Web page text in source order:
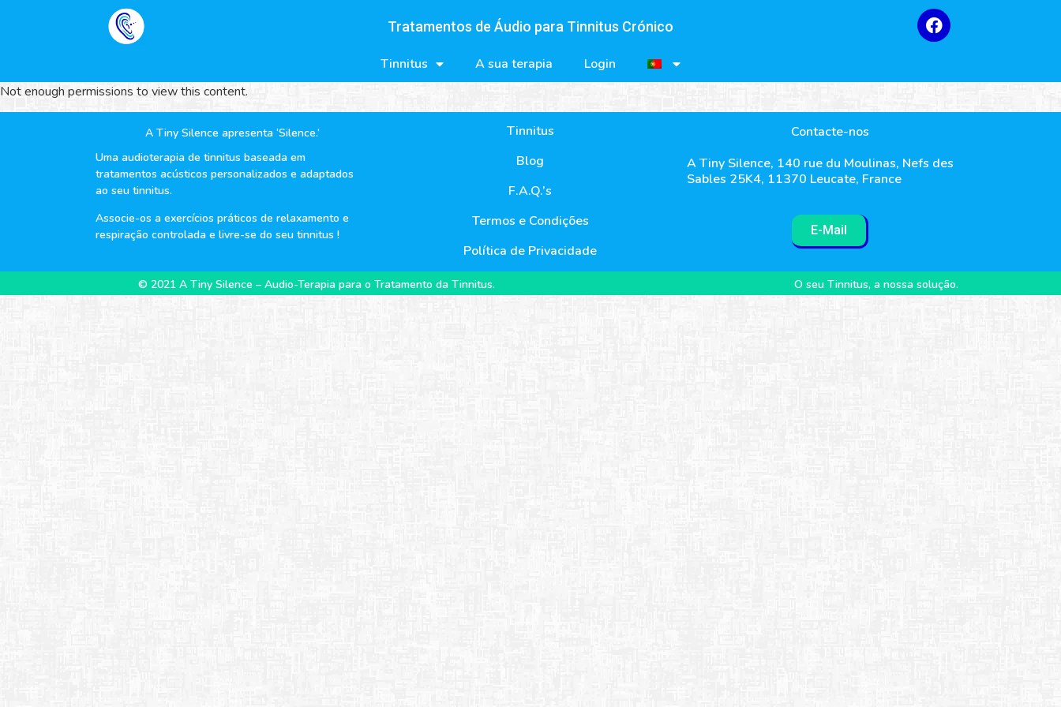
Tratamentos de Áudio para Tinnitus Crónico
Tinnitus A sua terapia
Login
Not enough permissions to view this content.
A Tiny Silence apresenta ‘Silence.’
Uma audioterapia de tinnitus baseada em
tratamentos acústicos personalizados e adaptados
ao seu tinnitus.
Associe-os a exercícios práticos de relaxamento e
respiração controlada e livre-se do seu tinnitus !
Tinnitus
Blog
F.A.Q.’s
Termos e Condições
Política de Privacidade
Contacte-nos
A Tiny Silence, 140 rue du Moulinas, Nefs des
Sables 25K4, 11370 Leucate, France
E-Mail
© 2021 A Tiny Silence – Audio-Terapia para o Tratamento da Tinnitus. O seu Tinnitus, a nossa solução.